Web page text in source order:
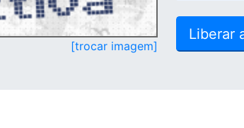
[trocar imagem]